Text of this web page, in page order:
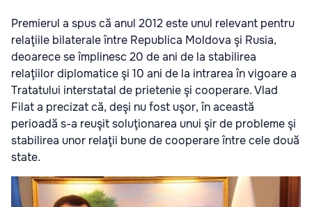
Premierul a spus că anul 2012 este unul relevant pentru
relaţiile bilaterale între Republica Moldova şi Rusia,
deoarece se împlinesc 20 de ani de la stabilirea
relaţiilor diplomatice şi 10 ani de la intrarea în vigoare a
Tratatului interstatal de prietenie şi cooperare. Vlad
Filat a precizat că, deşi nu fost uşor, în această
perioadă s-a reuşit soluţionarea unui şir de probleme şi
stabilirea unor relaţii bune de cooperare între cele două
state.